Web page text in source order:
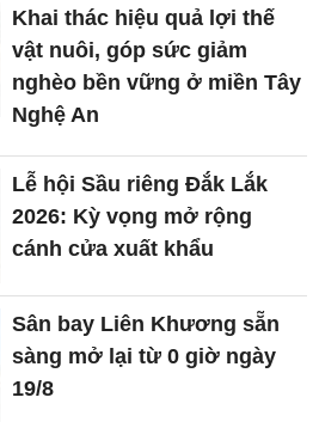
Khai thác hiệu quả lợi thế
vật nuôi, góp sức giảm
nghèo bền vững ở miền Tây
Nghệ An
Lễ hội Sầu riêng Đắk Lắk
2026: Kỳ vọng mở rộng
cánh cửa xuất khẩu
Sân bay Liên Khương sẵn
sàng mở lại từ 0 giờ ngày
19/8